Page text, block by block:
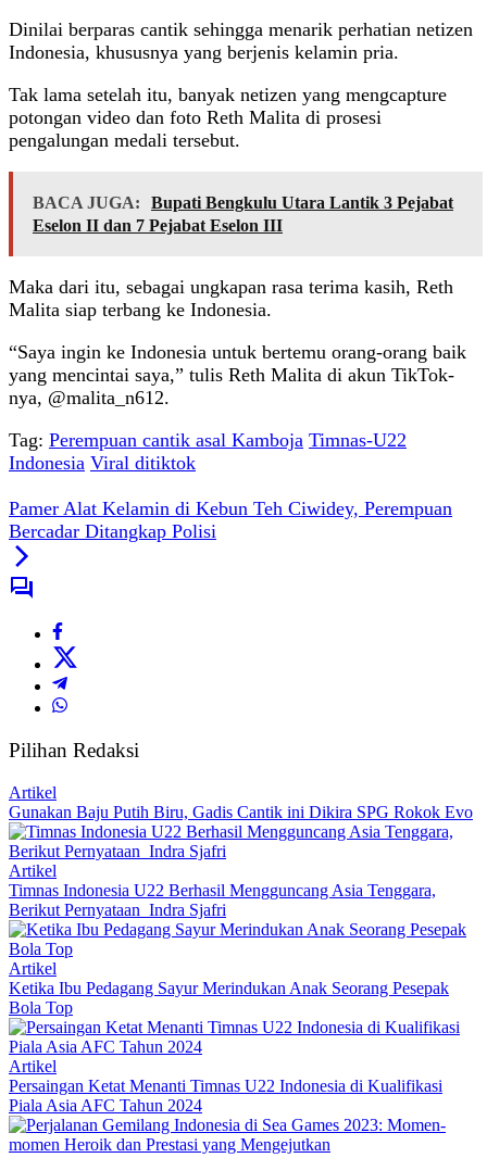
Dinilai berparas cantik sehingga menarik perhatian netizen
Indonesia, khususnya yang berjenis kelamin pria.
Tak lama setelah itu, banyak netizen yang mengcapture
potongan video dan foto Reth Malita di prosesi
pengalungan medali tersebut.
BACA JUGA:
Bupati Bengkulu Utara Lantik 3 Pejabat
Eselon II dan 7 Pejabat Eselon III
Maka dari itu, sebagai ungkapan rasa terima kasih, Reth
Malita siap terbang ke Indonesia.
“Saya ingin ke Indonesia untuk bertemu orang-orang baik
yang mencintai saya,” tulis Reth Malita di akun TikTok-
nya, @malita_n612.
Tag: Perempuan cantik asal Kamboja Timnas-U22
Indonesia Viral ditiktok
Pamer Alat Kelamin di Kebun Teh Ciwidey, Perempuan
Bercadar Ditangkap Polisi
Pilihan Redaksi
Artikel
Gunakan Baju Putih Biru, Gadis Cantik ini Dikira SPG Rokok Evo
Artikel
Timnas Indonesia U22 Berhasil Mengguncang Asia Tenggara,
Berikut Pernyataan Indra Sjafri
Artikel
Ketika Ibu Pedagang Sayur Merindukan Anak Seorang Pesepak
Bola Top
Artikel
Persaingan Ketat Menanti Timnas U22 Indonesia di Kualifikasi
Piala Asia AFC Tahun 2024